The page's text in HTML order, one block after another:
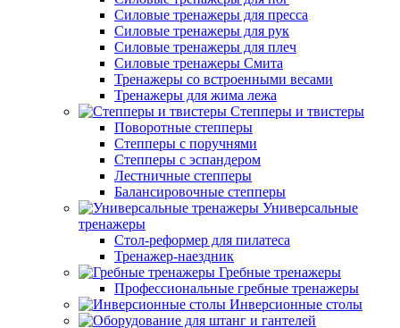
Силовые тренажеры для пресса
Силовые тренажеры для рук
Силовые тренажеры для плеч
Силовые тренажеры Смита
Тренажеры со встроенными весами
Тренажеры для жима лежа
Степперы и твистеры
Поворотные степперы
Степперы с поручнями
Степперы с эспандером
Лестничные степперы
Балансировочные степперы
Универсальные
тренажеры
Стол-реформер для пилатеса
Тренажер-наездник
Гребные тренажеры
Профессиональные гребные тренажеры
Инверсионные столы